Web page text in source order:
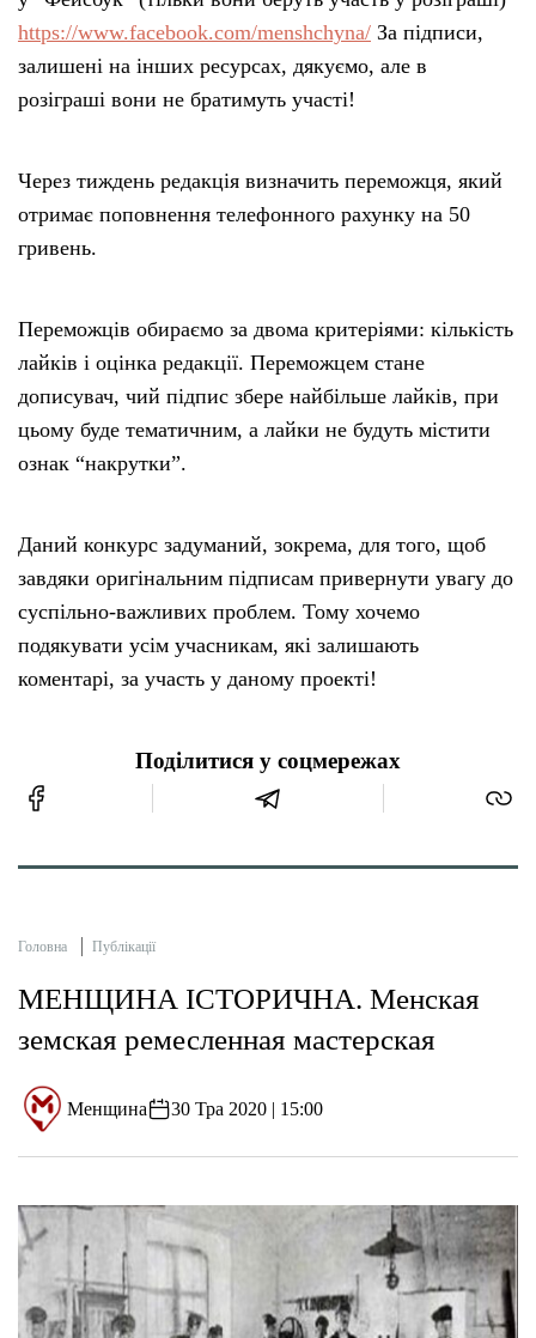
https://www.facebook.com/menshchyna/ За підписи,
залишені на інших ресурсах, дякуємо, але в
розіграші вони не братимуть участі!
Через тиждень редакція визначить переможця, який
отримає поповнення телефонного рахунку на 50
гривень.
Переможців обираємо за двома критеріями: кількість
лайків і оцінка редакції. Переможцем стане
дописувач, чий підпис збере найбільше лайків, при
цьому буде тематичним, а лайки не будуть містити
ознак “накрутки”.
Даний конкурс задуманий, зокрема, для того, щоб
завдяки оригінальним підписам привернути увагу до
суспільно-важливих проблем. Тому хочемо
подякувати усім учасникам, які залишають
коментарі, за участь у даному проекті!
Поділитися у соцмережах
Головна Публікації
МЕНЩИНА ІСТОРИЧНА. Менская
земская ремесленная мастерская
Менщина 30 Тра 2020 | 15:00